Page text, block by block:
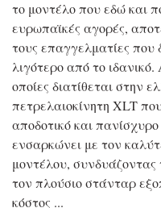
το μοντέλο που εδώ και
ευρωπαϊκές αγορές,
τους επαγγελματίες που
λιγότερο από το
οποίες διατίθεται στην
πετρελαιοκίνητη XLT
αποδοτικό και
ενσαρκώνει με τον
μοντέλου, συνδυάζοντας
τον πλούσιο στάνταρ
κόστος